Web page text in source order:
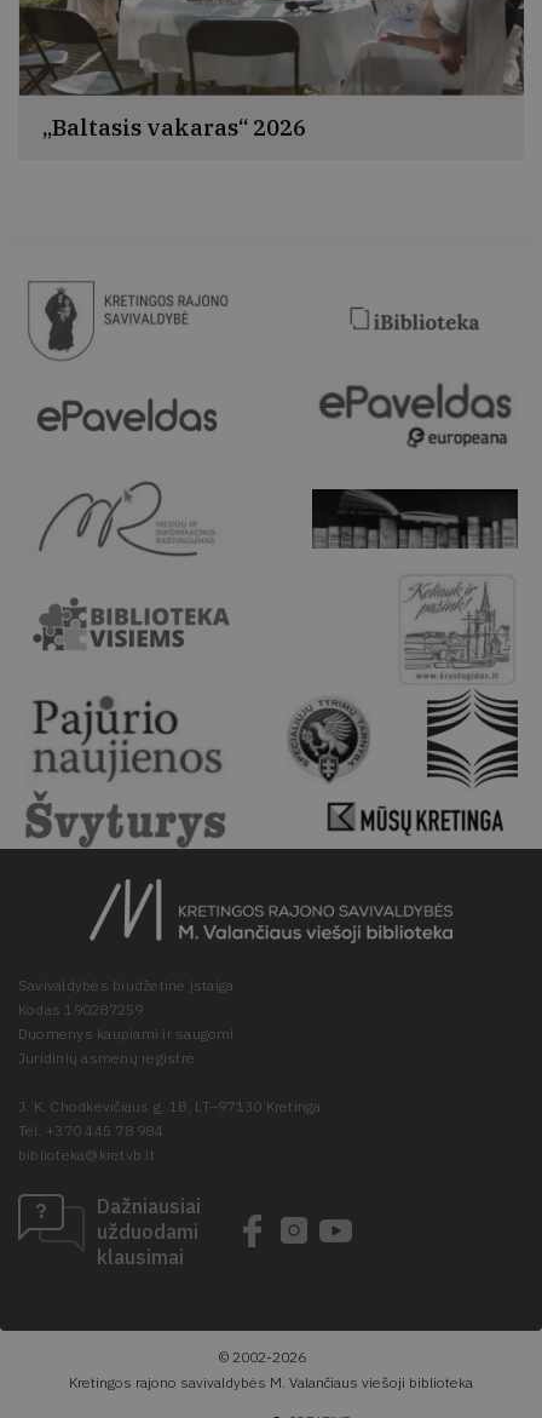
„Baltasis vakaras“ 2026
Savivaldybės biudžetinė įstaiga
Kodas 190287259
Duomenys kaupiami ir saugomi
Juridinių asmenų registre
J. K. Chodkevičiaus g. 1B, LT–97130 Kretinga
Tel. +370 445 78 984
biblioteka@kretvb.lt
Dažniausiai
užduodami
klausimai
© 2002-2026
Kretingos rajono savivaldybės M. Valančiaus viešoji biblioteka